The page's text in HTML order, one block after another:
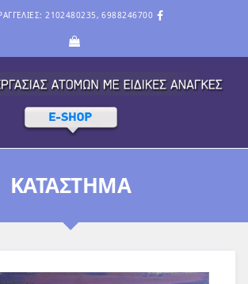
2102480235, 6988246700
ΚΑΤΆΣΤΗΜΑ